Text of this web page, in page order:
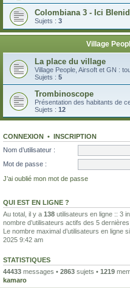
Colombiana 3 - Ici
Sujets : 3
Village
La place du village
Village People, Airsoft et GN :
Sujets : 5
Trombinoscope
Présentation des habitants de
Sujets : 12
CONNEXION • INSCRIPTION
Nom d’utilisateur :
Mot de passe :
J’ai oublié mon mot de passe
QUI EST EN LIGNE ?
Au total, il y a 138 utilisateurs en ligne :: 3
nombre d’utilisateurs actifs des 5
Le nombre maximal d’utilisateurs en ligne
2025 9:42 am
STATISTIQUES
44433 messages • 2863 sujets • 1219
kamaro